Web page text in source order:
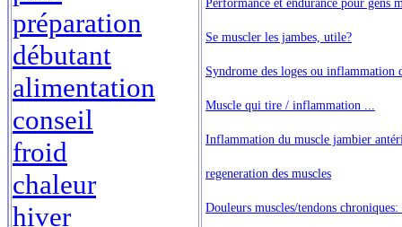
préparation
débutant
alimentation
conseil
froid
chaleur
hiver
Se muscler les jambes, utile?
Syndrome des loges ou inflammation
Muscle qui tire / inflammation ...
Inflammation du muscle jambier
regeneration des muscles
Douleurs muscles/tendons